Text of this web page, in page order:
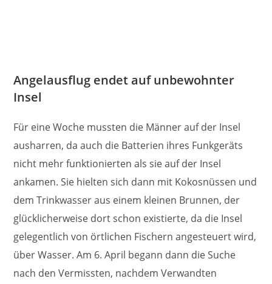
Angelausflug endet auf unbewohnter
Insel
Für eine Woche mussten die Männer auf der Insel
ausharren, da auch die Batterien ihres Funkgeräts
nicht mehr funktionierten als sie auf der Insel
ankamen. Sie hielten sich dann mit Kokosnüssen und
dem Trinkwasser aus einem kleinen Brunnen, der
glücklicherweise dort schon existierte, da die Insel
gelegentlich von örtlichen Fischern angesteuert wird,
über Wasser. Am 6. April begann dann die Suche
nach den Vermissten, nachdem Verwandten